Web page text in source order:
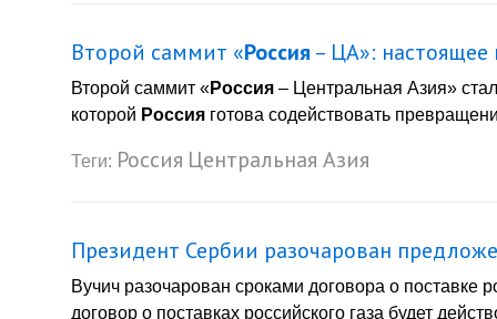
Второй саммит «Россия – ЦА»: настоящее
Второй саммит «Россия – Центральная Азия»
которой Россия готова содействовать
Теги: Россия Центральная Азия
Президент Сербии разочарован
Вучич разочарован сроками договора о поставке
договор о поставках российского газа будет